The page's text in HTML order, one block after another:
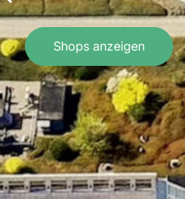
Shops anzeigen